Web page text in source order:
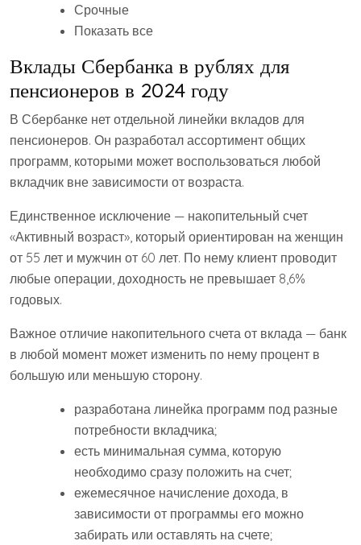
Срочные
Показать все
Вклады Сбербанка в рублях для
пенсионеров в 2024 году
В Сбербанке нет отдельной линейки вкладов для
пенсионеров. Он разработал ассортимент общих
программ, которыми может воспользоваться любой
вкладчик вне зависимости от возраста.
Единственное исключение — накопительный счет
«Активный возраст», который ориентирован на женщин
от 55 лет и мужчин от 60 лет. По нему клиент проводит
любые операции, доходность не превышает 8,6%
годовых.
Важное отличие накопительного счета от вклада — банк
в любой момент может изменить по нему процент в
большую или меньшую сторону.
разработана линейка программ под разные
потребности вкладчика;
есть минимальная сумма, которую
необходимо сразу положить на счет;
ежемесячное начисление дохода, в
зависимости от программы его можно
забирать или оставлять на счете;